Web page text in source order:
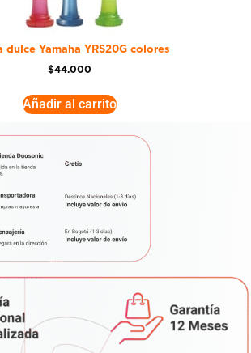
dulce Yamaha YRS20G colores
$44.000
Añadir al carrito